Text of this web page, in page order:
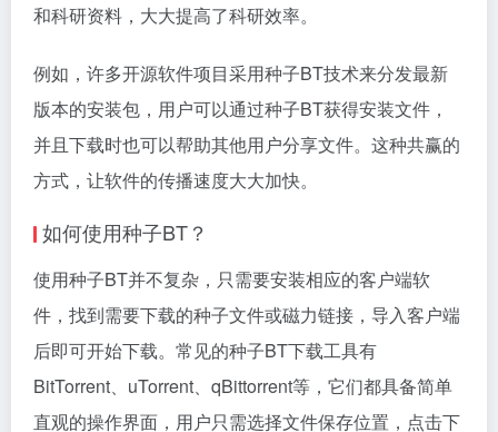
和科研资料，大大提高了科研效率。
例如，许多开源软件项目采用种子BT技术来分发最新
版本的安装包，用户可以通过种子BT获得安装文件，
并且下载时也可以帮助其他用户分享文件。这种共赢的
方式，让软件的传播速度大大加快。
如何使用种子BT？
使用种子BT并不复杂，只需要安装相应的客户端软
件，找到需要下载的种子文件或磁力链接 ，导入客户端
后即可开始下载。常见的种子BT下载工具有
BitTorrent、uTorrent、qBittorrent等，它们都具备简单
直观的操作界面，用户只需选择文件保存位置，点击下